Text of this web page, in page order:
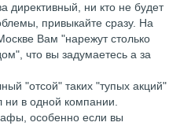
директивный, ни кто не будет
привыкайте сразу. На
Вам "нарежут столько
что вы задумаетесь а за
"отсой" таких "тупых акций"
ни в одной компании.
особенно если вы